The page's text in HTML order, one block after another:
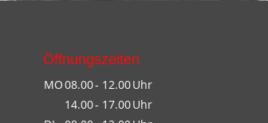
Öffnungszeiten
MO08.00- 12.00Uhr
14.00- 17.00Uhr